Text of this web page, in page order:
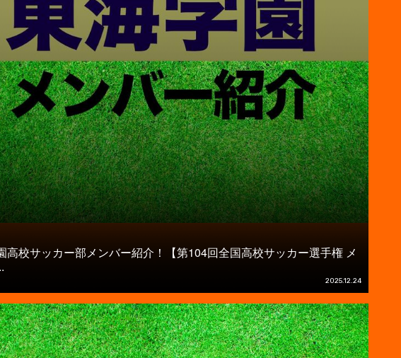
高校サッカー部メンバー紹介！【第104回全国高校サッカー選手権 メ
2025.12.24